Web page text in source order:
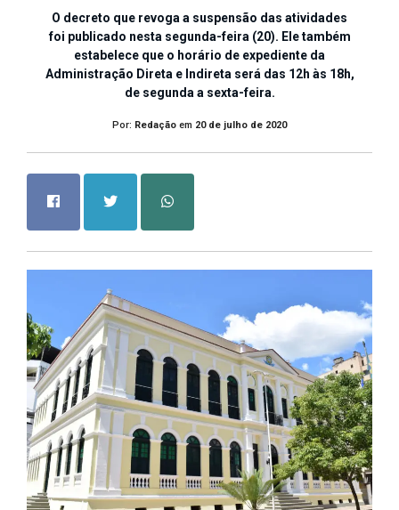
O decreto que revoga a suspensão das atividades
foi publicado nesta segunda-feira (20). Ele também
estabelece que o horário de expediente da
Administração Direta e Indireta será das 12h às 18h,
de segunda a sexta-feira.
Por: Redação em 20 de julho de 2020